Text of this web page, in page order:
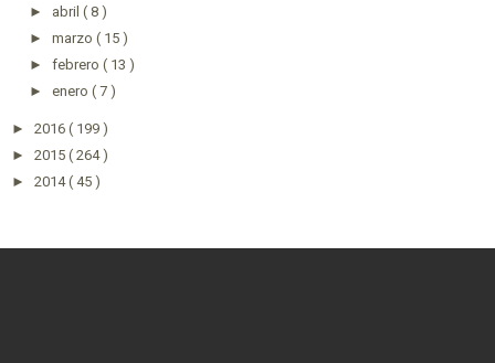
► abril ( 8 )
► marzo ( 15 )
► febrero ( 13 )
► enero ( 7 )
► 2016 ( 199 )
► 2015 ( 264 )
► 2014( 45 )